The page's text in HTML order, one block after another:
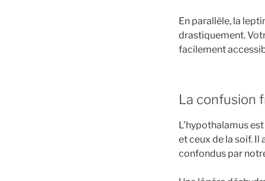
En parallèle, la
drastiquement.
facilement
La confusion
L’hypothalamus
et ceux de la soif.
confondus par